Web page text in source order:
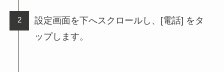
設定画面を下へスクロールし、[電話] をタ
ップします。